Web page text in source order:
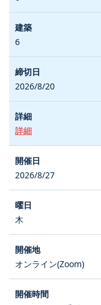
6
2026/8/20
詳細
2026/8/27
木
オンライン(Zoom)